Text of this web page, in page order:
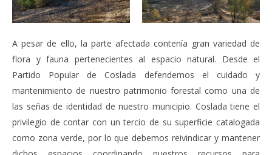
A pesar de ello, la parte afectada contenía gran variedad de
flora y fauna pertenecientes al espacio natural. Desde el
Partido Popular de Coslada defendemos el cuidado y
mantenimiento de nuestro patrimonio forestal como una de
las señas de identidad de nuestro municipio. Coslada tiene el
privilegio de contar con un tercio de su superficie catalogada
como zona verde, por lo que debemos reivindicar y mantener